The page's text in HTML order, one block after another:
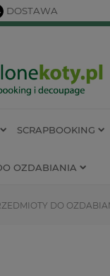
DOSTAWA
SCRAPBOOKING
OZDABIANIA
DO